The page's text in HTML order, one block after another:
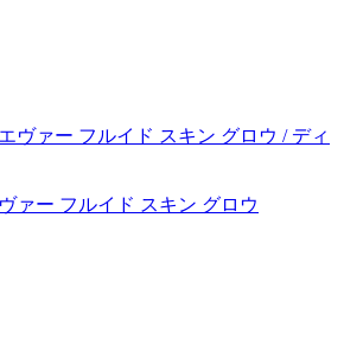
ァー フルイド スキン グロウ